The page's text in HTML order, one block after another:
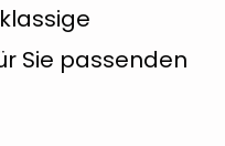
Sie passenden